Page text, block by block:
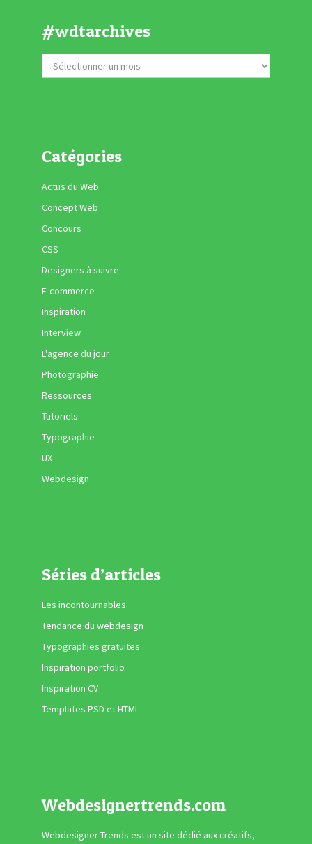
#wdtarchives
Catégories
Actus du Web
Concept Web
Concours
CSS
Designers à suivre
E-commerce
Inspiration
Interview
L'agence du jour
Photographie
Ressources
Tutoriels
Typographie
UX
Webdesign
Séries d’articles
Les incontournables
Tendance du webdesign
Typographies gratuites
Inspiration portfolio
Inspiration CV
Templates PSD et HTML
Webdesignertrends.com
Webdesigner Trends est un site dédié aux créatifs,